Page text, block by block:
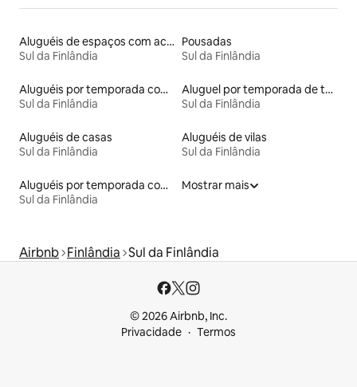
Aluguéis de espaços com acesso direto a pistas de esqui
Sul da Finlândia
Pousadas
Sul da Finlândia
Aluguéis por temporada com café da manhã
Sul da Finlândia
Aluguel por temporada de tendas
Sul da Finlândia
Aluguéis de casas
Sul da Finlândia
Aluguéis de vilas
Sul da Finlândia
Aluguéis por temporada com suítes privativas
Sul da Finlândia
Mostrar mais
Airbnb Finlândia Sul da Finlândia
© 2026 Airbnb, Inc.
Privacidade
Termos